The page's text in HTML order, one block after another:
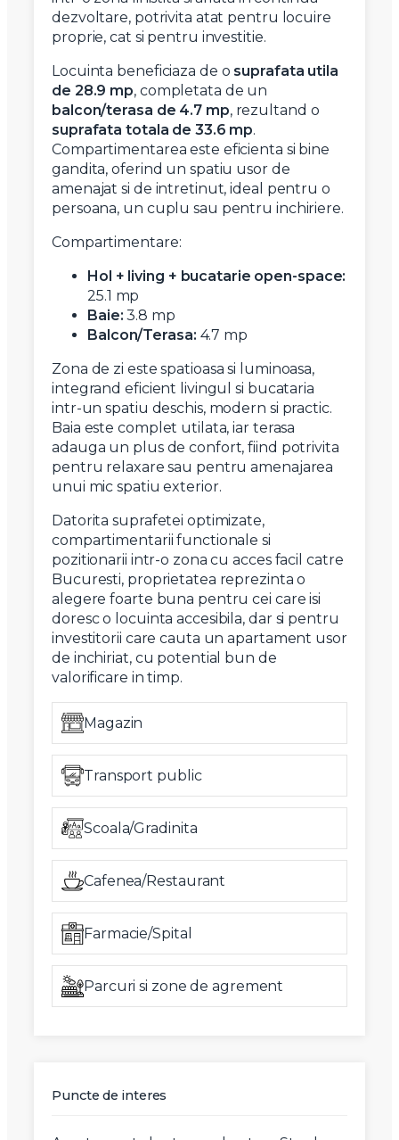
dezvoltare, potrivita atat pentru locuire
proprie, cat si pentru investitie.
Locuinta beneficiaza de o suprafata utila
de 28.9 mp, completata de un
balcon/terasa de 4.7 mp, rezultand o
suprafata totala de 33.6 mp.
Compartimentarea este eficienta si bine
gandita, oferind un spatiu usor de
amenajat si de intretinut, ideal pentru o
persoana, un cuplu sau pentru inchiriere.
Compartimentare:
Hol + living + bucatarie open-space:
25.1 mp
Baie: 3.8 mp
Balcon/Terasa: 4.7 mp
Zona de zi este spatioasa si luminoasa,
integrand eficient livingul si bucataria
intr-un spatiu deschis, modern si practic.
Baia este complet utilata, iar terasa
adauga un plus de confort, fiind potrivita
pentru relaxare sau pentru amenajarea
unui mic spatiu exterior.
Datorita suprafetei optimizate,
compartimentarii functionale si
pozitionarii intr-o zona cu acces facil catre
Bucuresti, proprietatea reprezinta o
alegere foarte buna pentru cei care isi
doresc o locuinta accesibila, dar si pentru
investitorii care cauta un apartament usor
de inchiriat, cu potential bun de
valorificare in timp.
Magazin
Transport public
Scoala/Gradinita
Cafenea/Restaurant
Farmacie/Spital
Parcuri si zone de agrement
Puncte de interes